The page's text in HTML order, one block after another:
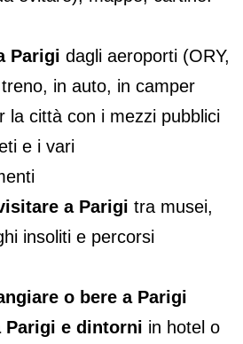
Parigi dagli aeroporti (ORY,
in auto, in camper
la città con i mezzi pubblici
e i vari
a Parigi tra musei,
insoliti e percorsi
o bere a Parigi
Parigi e dintorni in hotel o